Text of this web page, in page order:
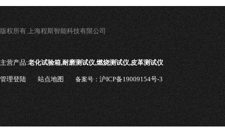
版权所有 上海程斯智能科技有限公司
主营产品:老化试验箱,耐磨测试仪,燃烧测试仪,皮革测试仪
管理登陆 站点地图 备案号：沪ICP备19009154号-3